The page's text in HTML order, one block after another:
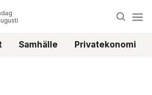
Samhälle Privatekonomi